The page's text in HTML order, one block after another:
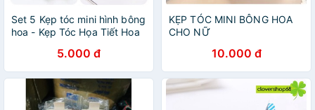
Set 5 Kẹp tóc mini hình bông
hoa - Kẹp Tóc Họa Tiết Hoa
5.000 đ
KẸP TÓC MINI BÔNG HOA
CHO NỮ
10.000 đ